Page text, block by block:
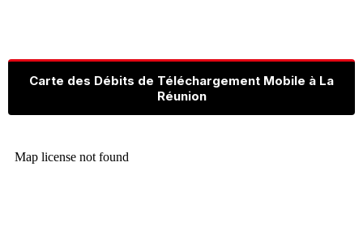
Carte des Débits de Téléchargement Mobile à La
Réunion